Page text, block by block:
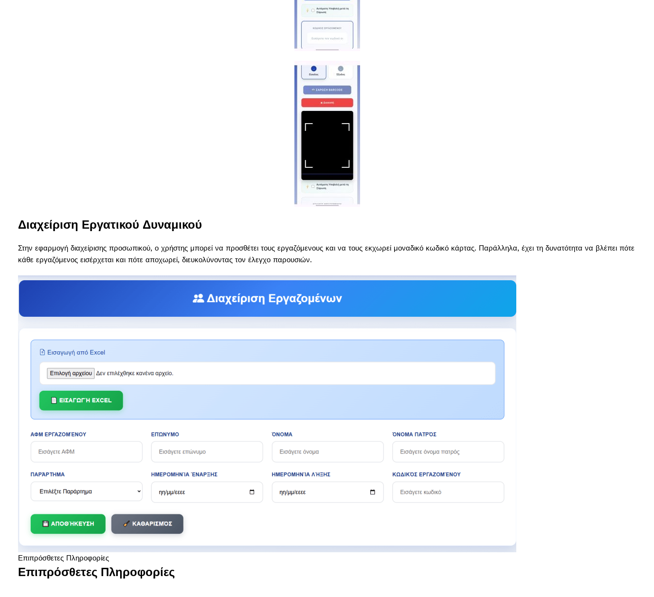
Διαχείριση Εργατικού Δυναμικού
Στην εφαρμογή διαχείρισης προσωπικού, ο χρήστης μπορεί να προσθέτει τους εργαζόμενους και να τους εκχωρεί μοναδικό κωδικό κάρτας. Παράλληλα, έχει τη δυνατότητα να βλέπει πότε
κάθε εργαζόμενος εισέρχεται και πότε αποχωρεί, διευκολύνοντας τον έλεγχο παρουσιών.
Επιπρόσθετες Πληροφορίες
Επιπρόσθετες Πληροφορίες